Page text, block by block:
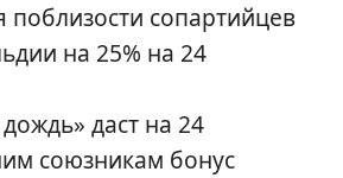
поблизости сопартийцев
на 25% на 24
даст на 24
союзникам бонус